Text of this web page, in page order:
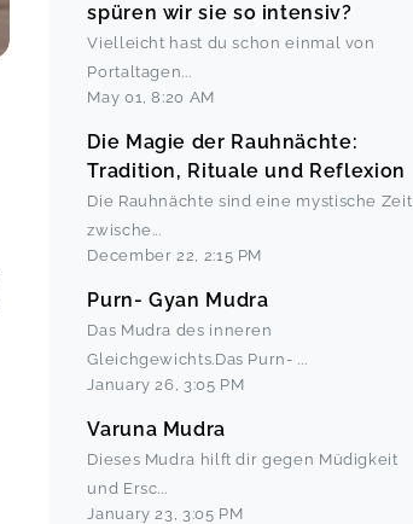
spüren wir sie so intensiv?
Vielleicht hast du schon einmal von
Portaltagen...
May 01,8:20 AM
Die Magie der Rauhnächte:
Tradition, Rituale und Reflexion
Die Rauhnächte sind eine mystische Zeit
zwische...
December 22, 2:15 PM
Purn- Gyan Mudra
Das Mudra des inneren
Gleichgewichts.Das Purn- ...
January 26, 3:05 PM
Varuna Mudra
Dieses Mudra hilft dir gegen Müdigkeit
und Ersc...
January 23, 3:05 PM